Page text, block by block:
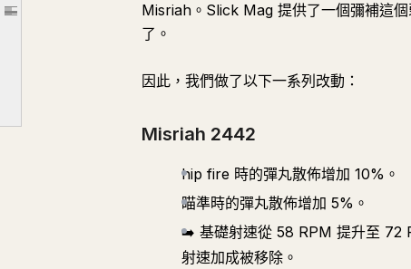
文章大綱
Misriah。Slick Mag 提供了一個彌補這
了。
因此，我們做了以下一系列改動：
Misriah 2442
hip fire 時的彈丸散佈增加 10%。
瞄準時的彈丸散佈增加 5%。
➡️ 基礎射速從 58 RPM 提升至 72
射速加成被移除。